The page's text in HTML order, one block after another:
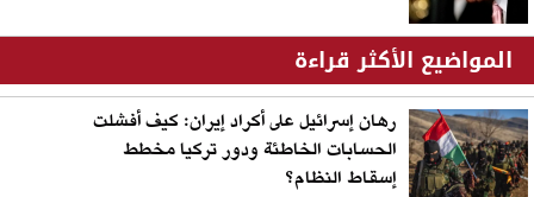
المواضيع الأكثر قراءة
رهان إسرائيل على أكراد إيران: كيف أفشلت
الحسابات الخاطئة ودور تركيا مخطط
إسقاط النظام؟